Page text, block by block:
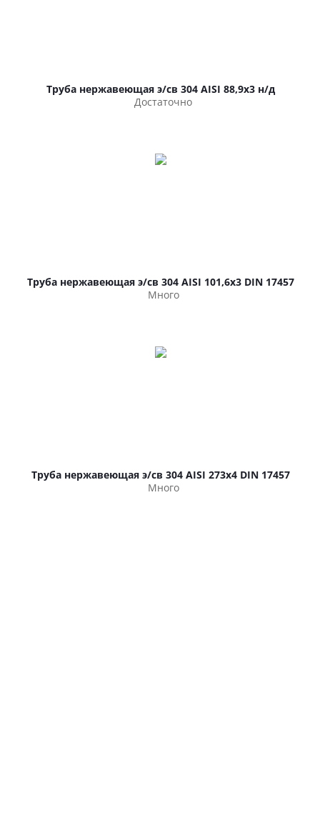
Труба нержавеющая э/св 304 AISI 88,9х3 н/д
Достаточно
Труба нержавеющая э/св 304 AISI 101,6х3 DIN 17457
Много
Труба нержавеющая э/св 304 AISI 273х4 DIN 17457
Много